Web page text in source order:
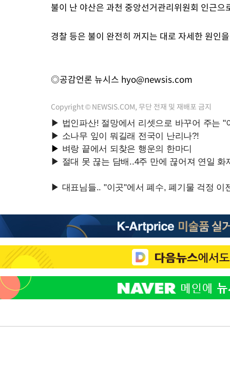
불이 난 야산은 과천 중앙선거관리위원회 인근
경찰 등은 불이 완전히 꺼지는 대로 자세한 원인
◎공감언론 뉴시스 hyo@newsis.com
Copyright © NEWSIS.COM, 무단 전재 및 재배포 금지